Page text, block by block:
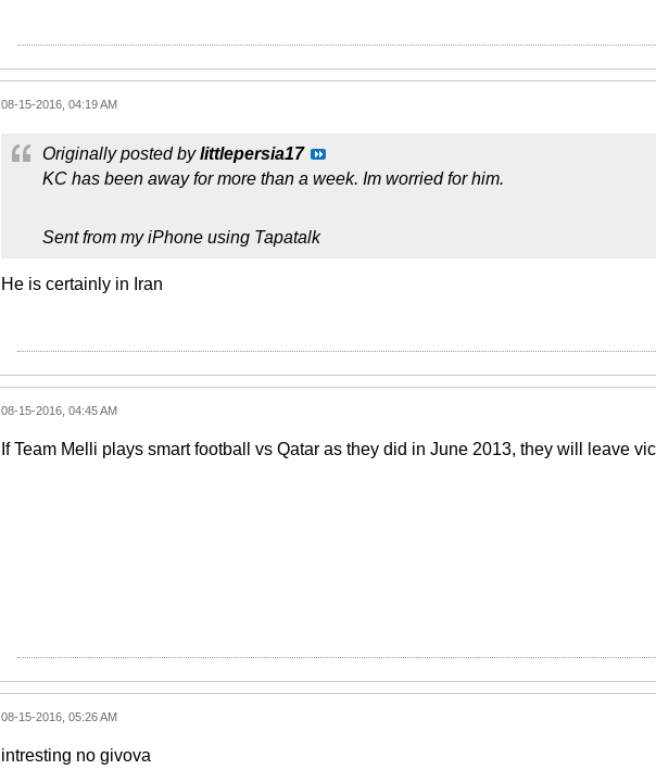
08-15-2016, 04:19 AM
Originally posted bylittlepersia17
KC has been away for more than a week. Im worried for him.
Sent from my iPhone using Tapatalk
He is certainly in Iran
08-15-2016, 04:45 AM
If Team Melli plays smart football vs Qatar as they did in June 2013, they will leave
08-15-2016, 05:26 AM
intresting no givova